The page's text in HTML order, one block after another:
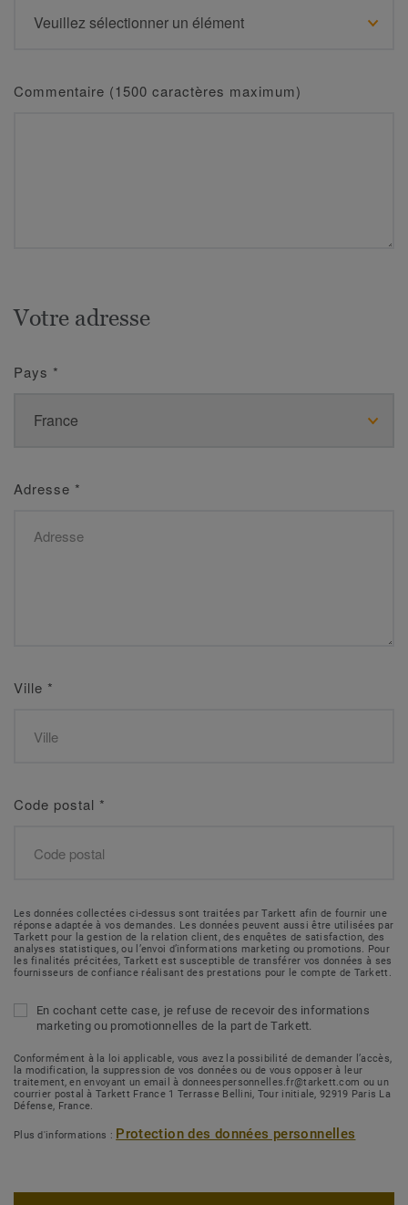
Commentaire (1500 caractères maximum)
Votre adresse
Pays *
Adresse *
Ville *
Code postal *
Les données collectées ci-dessus sont traitées par Tarkett afin de fournir une
réponse adaptée à vos demandes. Les données peuvent aussi être utilisées par
Tarkett pour la gestion de la relation client, des enquêtes de satisfaction, des
analyses statistiques, ou l’envoi d’informations marketing ou promotions. Pour
les finalités précitées, Tarkett est susceptible de transférer vos données à ses
fournisseurs de confiance réalisant des prestations pour le compte de Tarkett.
En cochant cette case, je refuse de recevoir des informations
marketing ou promotionnelles de la part de Tarkett.
Conformément à la loi applicable, vous avez la possibilité de demander l’accès,
la modification, la suppression de vos données ou de vous opposer à leur
traitement, en envoyant un email à donneespersonnelles.fr@tarkett.com ou un
courrier postal à Tarkett France 1 Terrasse Bellini, Tour initiale, 92919 Paris La
Défense, France.
Plus d'informations : Protection des données personnelles